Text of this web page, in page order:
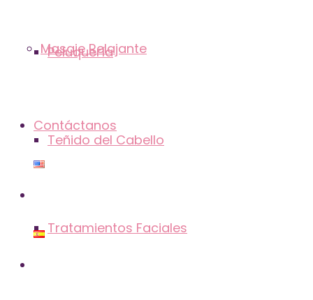
Peluquería
Teñido del Cabello
Tratamientos Faciales
Masaje Relajante
Contáctanos